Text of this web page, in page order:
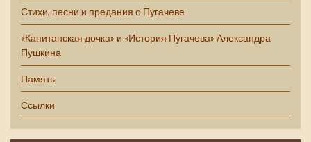
Стихи, песни и предания о Пугачеве
«Капитанская дочка» и «История Пугачева» Александра
Пушкина
Память
Ссылки